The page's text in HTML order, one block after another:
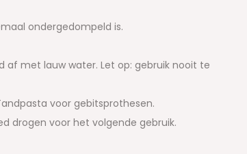
ondergedompeld is.
af met lauw water. Let op: gebruik nooit te
voor gebitsprothesen.
drogen voor het volgende gebruik.